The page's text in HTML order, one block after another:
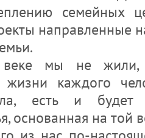
семейных
направленные
мы не
жизни каждого
есть и будет
основанная на той